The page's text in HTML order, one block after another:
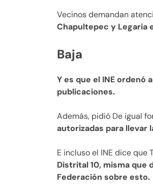
Vecinos demandan
Chapultepec y Legaria
Baja
Y es que el INE ordenó
publicaciones.
Además, pidió De igual
autorizadas para llevar
E incluso el INE dice
Distrital 10, misma que
Federación sobre esto.